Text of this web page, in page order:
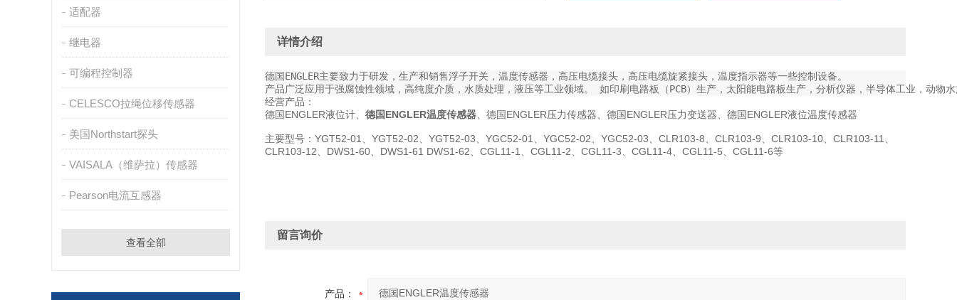
适配器
继电器
可编程控制器
CELESCO拉绳位移传感器
美国Northstart探头
VAISALA（维萨拉）传感器
Pearson电流互感器
查看全部
详情介绍
德国ENGLER主要致力于研发，生产和销售浮子开关，温度传感器，高压电缆接头，高压电缆旋紧接头，温度指示器等一些控制设备。
产品广泛应用于强腐蚀性领域，高纯度介质，水质处理，液压等工业领域。 如印刷电路板（PCB）生产，太阳能电路板生产，分析仪器，半导体工业，动物
经营产品：
德国ENGLER液位计、 德国ENGLER温度传感器 、德国ENGLER压力传感器、德国ENGLER压力变送器、德国ENGLER液位温度传感器
主要型号：YGT52-01、YGT52-02、YGT52-03、YGC52-01、YGC52-02、YGC52-03、CLR103-8、CLR103-9、CLR103-10、CLR103-11、
CLR103-12、DWS1-60、DWS1-61 DWS1-62、CGL11-1、CGL11-2、CGL11-3、CGL11-4、CGL11-5、CGL11-6等
留言询价
产品：